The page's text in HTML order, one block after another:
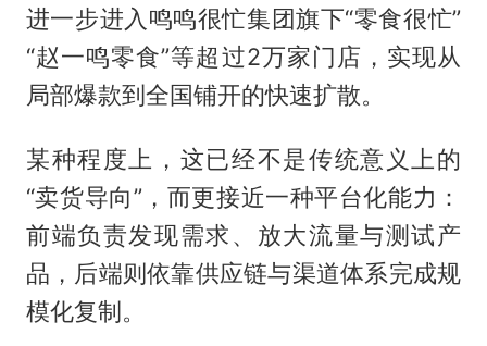
进一步进入鸣鸣很忙集团旗下“零食很忙”
“赵一鸣零食”等超过2万家门店，实现从
局部爆款到全国铺开的快速扩散。
某种程度上，这已经不是传统意义上的
“卖货导向”，而更接近一种平台化能力：
前端负责发现需求、放大流量与测试产
品，后端则依靠供应链与渠道体系完成规
模化复制。